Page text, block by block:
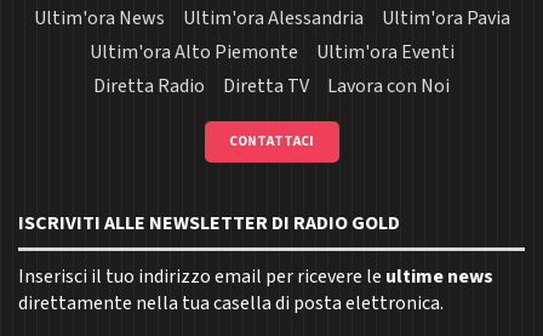
Ultim'ora News
Ultim'ora Alessandria
Ultim'ora Pavia
Ultim'ora Alto Piemonte
Ultim'ora Eventi
Diretta Radio
Diretta TV Lavora con Noi
CONTATTACI
ISCRIVITI ALLE NEWSLETTER DI RADIO GOLD
Inserisci il tuo indirizzo email per ricevere le ultime news
direttamente nella tua casella di posta elettronica.